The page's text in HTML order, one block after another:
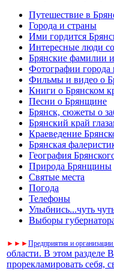
Путешествие в
Города и страны
Ими гордится
Интересные люди
Брянские фамилии
Фотографии города
Фильмы и видео о
Книги о Брянском
Песни о Брянщине
Брянск, сюжеты о
Брянский край
Краеведение
Брянская
География
Природа Брянщины
Святые места
Погода
Телефоны
Улыбнись...чуть
Выборы
► ► ►Предприятия и организации
области. В этом разделе
прорекламировать себя,